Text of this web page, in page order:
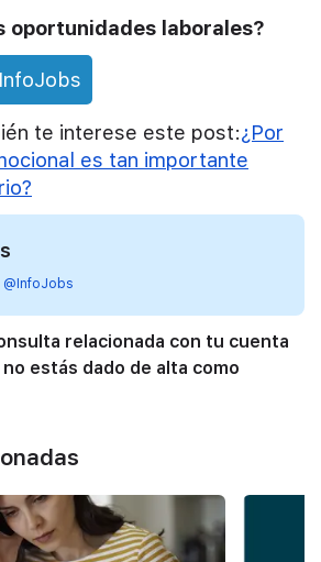
oportunidades laborales?
te interese este post:¿Por
es tan importante
@InfoJobs
relacionada con tu cuenta
estás dado de alta como